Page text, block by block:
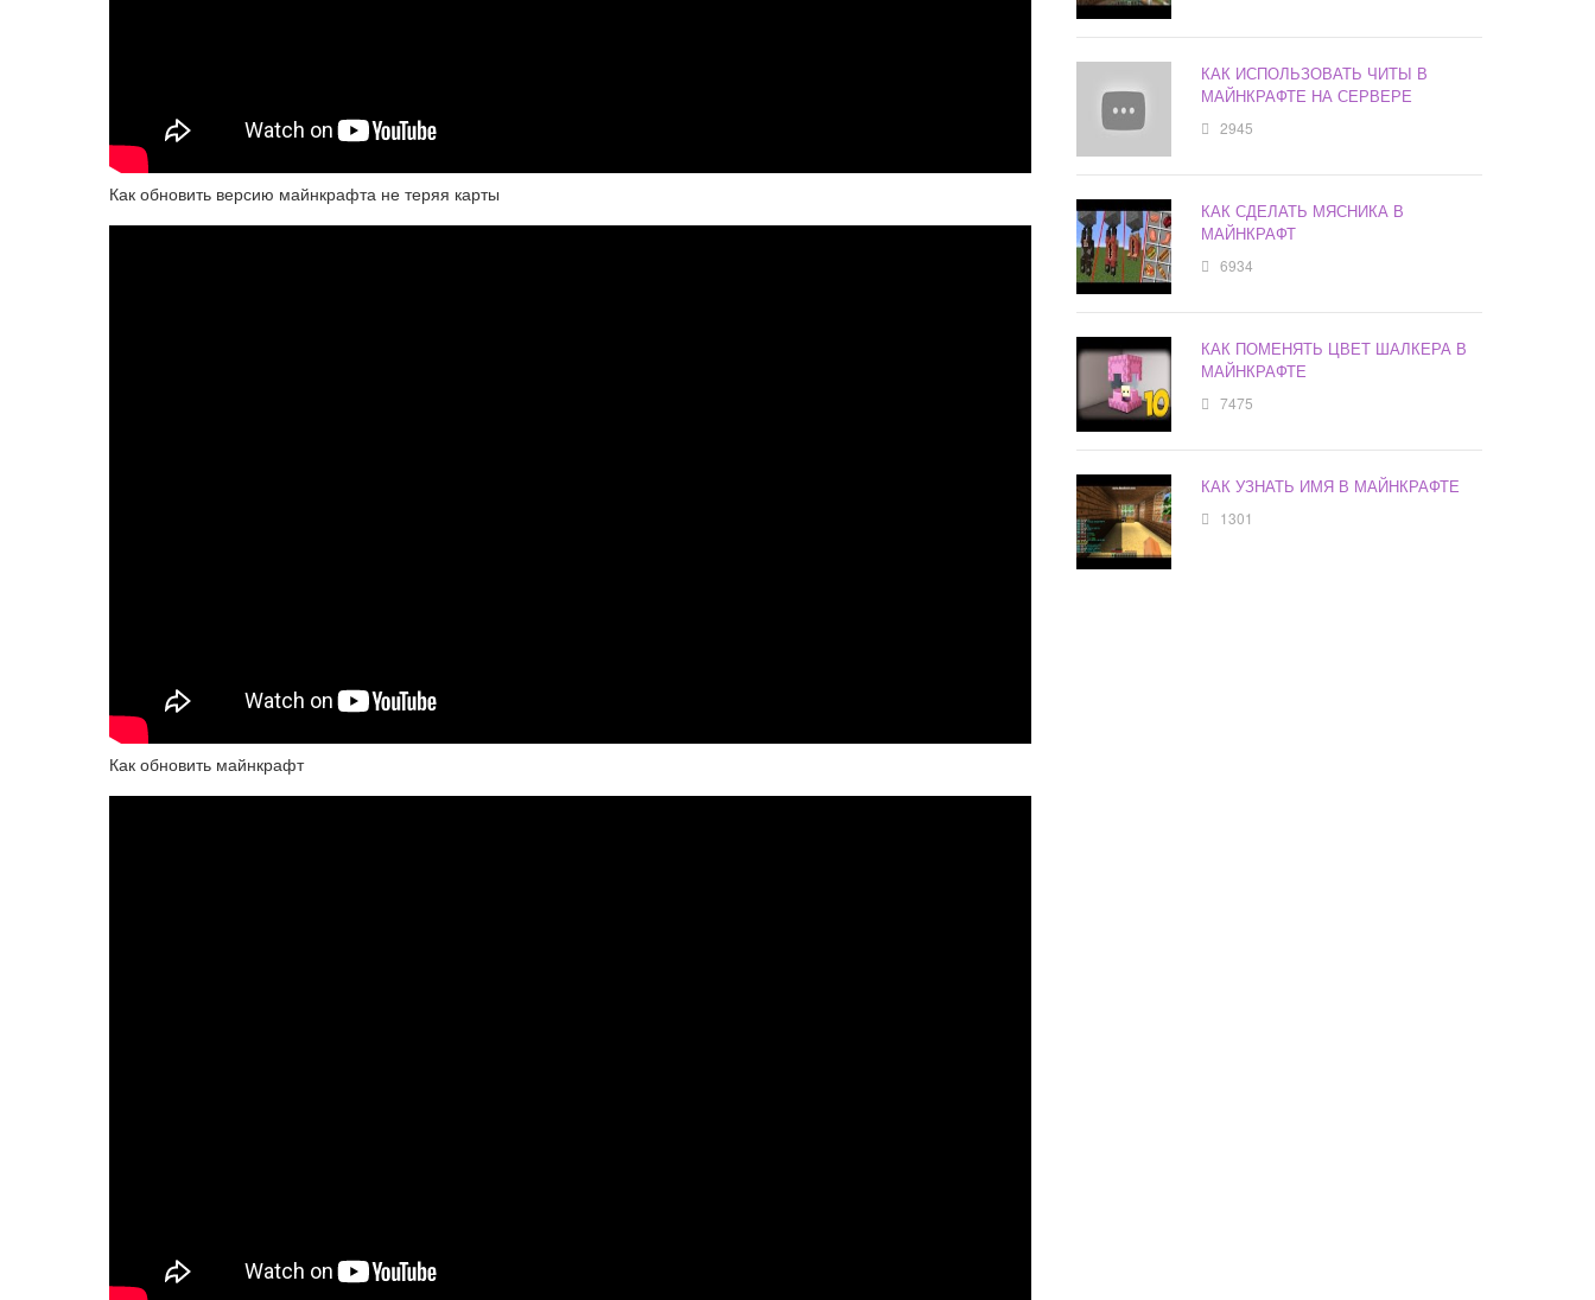
Как обновить версию майнкрафта не теряя карты
Как обновить майнкрафт
КАК ИСПОЛЬЗОВАТЬ ЧИТЫ В
МАЙНКРАФТЕ НА СЕРВЕРЕ
2945
КАК СДЕЛАТЬ МЯСНИКА В
МАЙНКРАФТ
6934
КАК ПОМЕНЯТЬ ЦВЕТ ШАЛКЕРА В
МАЙНКРАФТЕ
7475
КАК УЗНАТЬ ИМЯ В МАЙНКРАФТЕ
1301